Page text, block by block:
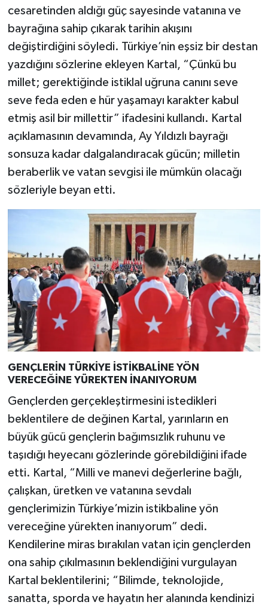
cesaretinden aldığı güç sayesinde vatanına ve
bayrağına sahip çıkarak tarihin akışını
değiştirdiğini söyledi. Türkiye’nin eşsiz bir destan
yazdığını sözlerine ekleyen Kartal, “Çünkü bu
millet; gerektiğinde istiklal uğruna canını seve
seve feda eden e hür yaşamayı karakter kabul
etmiş asil bir millettir” ifadesini kullandı. Kartal
açıklamasının devamında, Ay Yıldızlı bayrağı
sonsuza kadar dalgalandıracak gücün; milletin
beraberlik ve vatan sevgisi ile mümkün olacağı
sözleriyle beyan etti.
GENÇLERİN TÜRKİYE İSTİKBALİNE YÖN
VERECEĞİNE YÜREKTEN İNANIYORUM
Gençlerden gerçekleştirmesini istedikleri
beklentilere de değinen Kartal, yarınların en
büyük gücü gençlerin bağımsızlık ruhunu ve
taşıdığı heyecanı gözlerinde görebildiğini ifade
etti. Kartal, “Milli ve manevi değerlerine bağlı,
çalışkan, üretken ve vatanına sevdalı
gençlerimizin Türkiye’mizin istikbaline yön
vereceğine yürekten inanıyorum” dedi.
Kendilerine miras bırakılan vatan için gençlerden
ona sahip çıkılmasının beklendiğini vurgulayan
Kartal beklentilerini; “Bilimde, teknolojide,
sanatta, sporda ve hayatın her alanında kendinizi